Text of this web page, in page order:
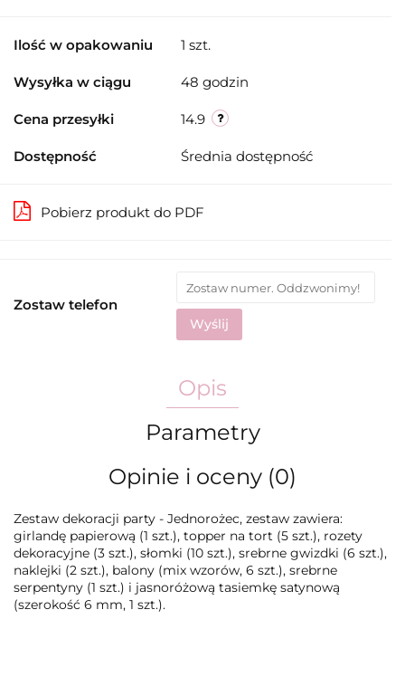
Ilość w opakowaniu 1 szt.
Wysyłka w ciągu 48 godzin
Cena przesyłki 14.9
Dostępność Średnia dostępność
Pobierz produkt do PDF
Zostaw telefon
Wyślij
Opis
Parametry
Opinie i oceny (0)
Zestaw dekoracji party - Jednorożec, zestaw zawiera:
girlandę papierową (1 szt.), topper na tort (5 szt.), rozety
dekoracyjne (3 szt.), słomki (10 szt.), srebrne gwizdki (6 szt.),
naklejki (2 szt.), balony (mix wzorów, 6 szt.), srebrne
serpentyny (1 szt.) i jasnoróżową tasiemkę satynową
(szerokość 6 mm, 1 szt.).